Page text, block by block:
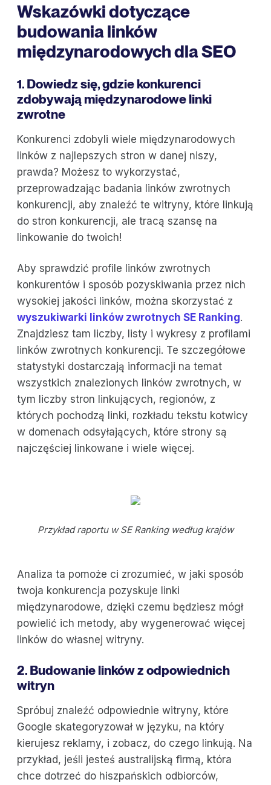
Wskazówki dotyczące
budowania linków
międzynarodowych dla SEO
1. Dowiedz się, gdzie konkurenci
zdobywają międzynarodowe linki
zwrotne
Konkurenci zdobyli wiele międzynarodowych
linków z najlepszych stron w danej niszy,
prawda? Możesz to wykorzystać,
przeprowadzając badania linków zwrotnych
konkurencji, aby znaleźć te witryny, które linkują
do stron konkurencji, ale tracą szansę na
linkowanie do twoich!
Aby sprawdzić profile linków zwrotnych
konkurentów i sposób pozyskiwania przez nich
wysokiej jakości linków, można skorzystać z
wyszukiwarki linków zwrotnych SE Ranking.
Znajdziesz tam liczby, listy i wykresy z profilami
linków zwrotnych konkurencji. Te szczegółowe
statystyki dostarczają informacji na temat
wszystkich znalezionych linków zwrotnych, w
tym liczby stron linkujących, regionów, z
których pochodzą linki, rozkładu tekstu kotwicy
w domenach odsyłających, które strony są
najczęściej linkowane i wiele więcej.
Przykład raportu w SE Ranking według krajów
Analiza ta pomoże ci zrozumieć, w jaki sposób
twoja konkurencja pozyskuje linki
międzynarodowe, dzięki czemu będziesz mógł
powielić ich metody, aby wygenerować więcej
linków do własnej witryny.
2. Budowanie linków z odpowiednich
witryn
Spróbuj znaleźć odpowiednie witryny, które
Google skategoryzował w języku, na który
kierujesz reklamy, i zobacz, do czego linkują. Na
przykład, jeśli jesteś australijską firmą, która
chce dotrzeć do hiszpańskich odbiorców,